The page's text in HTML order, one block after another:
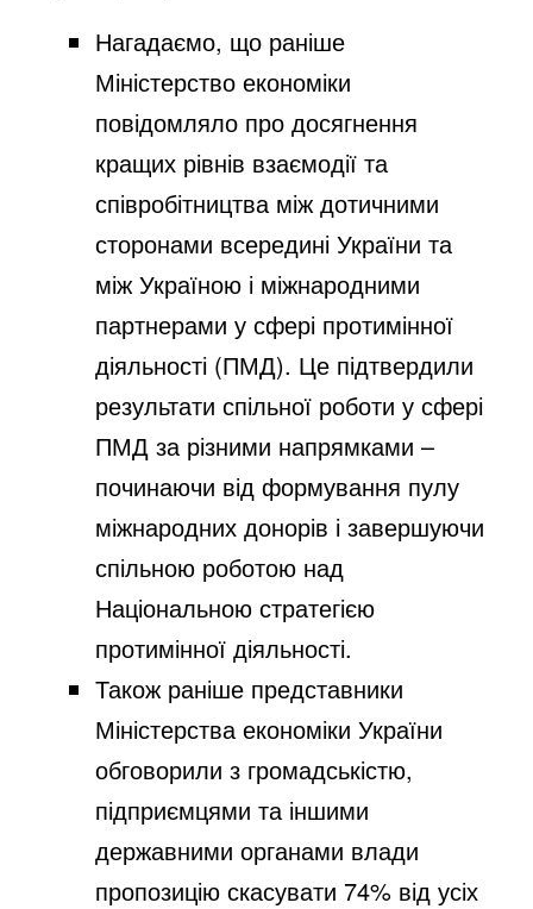
Нагадаємо, що раніше
Міністерство економіки
повідомляло про досягнення
кращих рівнів взаємодії та
співробітництва між дотичними
сторонами всередині України та
між Україною і міжнародними
партнерами у сфері протимінної
діяльності (ПМД). Це підтвердили
результати спільної роботи у сфері
ПМД за різними напрямками –
починаючи від формування пулу
міжнародних донорів і завершуючи
спільною роботою над
Національною стратегією
протимінної діяльності.
Також раніше представники
Міністерства економіки України
обговорили з громадськістю,
підприємцями та іншими
державними органами влади
пропозицію скасувати 74% від усіх